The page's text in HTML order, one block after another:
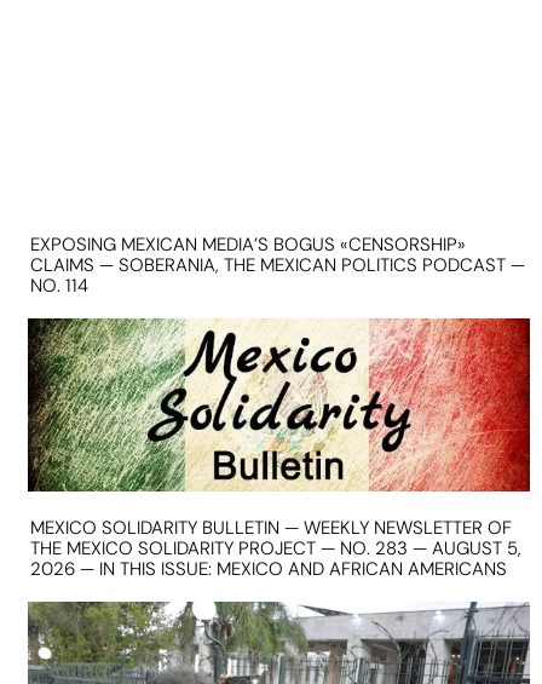
EXPOSING MEXICAN MEDIA’S BOGUS «CENSORSHIP»
CLAIMS — SOBERANIA, THE MEXICAN POLITICS PODCAST —
NO. 114
MEXICO SOLIDARITY BULLETIN — WEEKLY NEWSLETTER OF
THE MEXICO SOLIDARITY PROJECT — NO. 283 — AUGUST 5,
2026 — IN THIS ISSUE: MEXICO AND AFRICAN AMERICANS